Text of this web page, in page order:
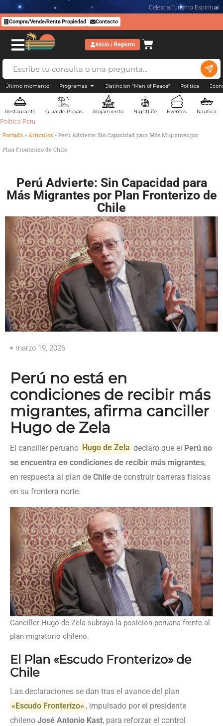
Celestia Turismo Espiritual
Compra/Vende/Renta Propiedad Contacto
Inicio / Registro
Último momento Programas Distincion "Men of Peace" Politica
Restaurants Guía de Playas Alojamiento NightLife Eventos Náutica
Politica Peru
Portada » Artículos » Perú Advierte: Sin Capacidad para Más Migrantes por
Plan Fronterizo de Chile
Perú Advierte: Sin Capacidad para
Más Migrantes por Plan Fronterizo de
Chile
marzo 19, 2026
Perú no está en
condiciones de recibir más
migrantes, afirma canciller
Hugo de Zela
El canciller peruano Hugo de Zela declaró que el Perú no
se encuentra en condiciones de recibir más migrantes,
en respuesta al plan de Chile de construir barreras físicas
en su frontera norte.
Canciller Hugo de Zela subraya la posición peruana frente al
plan migratorio chileno.
El Plan «Escudo Fronterizo» de
Chile
Las declaraciones se dan tras el avance del plan
«Escudo Fronterizo» , impulsado por el presidente
chileno José Antonio Kast, para reforzar el control